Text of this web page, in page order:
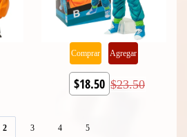
Comprar Agregar
$18.50 $23.50
2 3 4 5